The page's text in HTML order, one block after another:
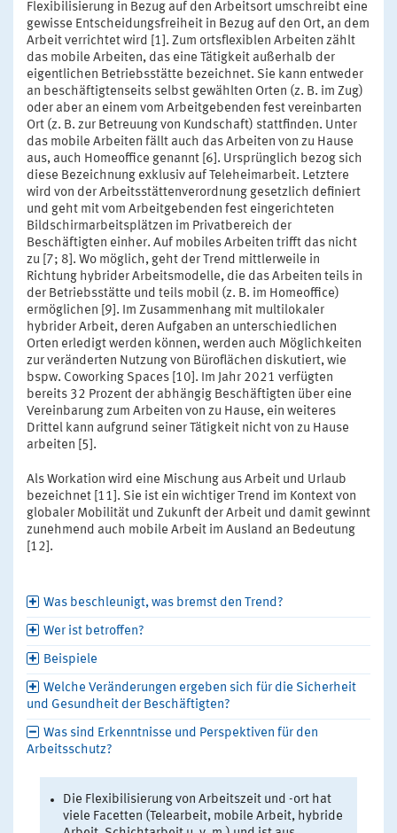
Flexibilisierung in Bezug auf den Arbeitsort umschreibt eine
gewisse Entscheidungsfreiheit in Bezug auf den Ort, an dem
Arbeit verrichtet wird [1]. Zum ortsflexiblen Arbeiten zählt
das mobile Arbeiten, das eine Tätigkeit außerhalb der
eigentlichen Betriebsstätte bezeichnet. Sie kann entweder
an beschäftigtenseits selbst gewählten Orten (z. B. im Zug)
oder aber an einem vom Arbeitgebenden fest vereinbarten
Ort (z. B. zur Betreuung von Kundschaft) stattfinden. Unter
das mobile Arbeiten fällt auch das Arbeiten von zu Hause
aus, auch Homeoffice genannt [6]. Ursprünglich bezog sich
diese Bezeichnung exklusiv auf Teleheimarbeit. Letztere
wird von der Arbeitsstättenverordnung gesetzlich definiert
und geht mit vom Arbeitgebenden fest eingerichteten
Bildschirmarbeitsplätzen im Privatbereich der
Beschäftigten einher. Auf mobiles Arbeiten trifft das nicht
zu [7; 8]. Wo möglich, geht der Trend mittlerweile in
Richtung hybrider Arbeitsmodelle, die das Arbeiten teils in
der Betriebsstätte und teils mobil (z. B. im Homeoffice)
ermöglichen [9]. Im Zusammenhang mit multilokaler
hybrider Arbeit, deren Aufgaben an unterschiedlichen
Orten erledigt werden können, werden auch Möglichkeiten
zur veränderten Nutzung von Büroflächen diskutiert, wie
bspw. Coworking Spaces [10]. Im Jahr 2021 verfügten
bereits 32 Prozent der abhängig Beschäftigten über eine
Vereinbarung zum Arbeiten von zu Hause, ein weiteres
Drittel kann aufgrund seiner Tätigkeit nicht von zu Hause
arbeiten [5].
Als Workation wird eine Mischung aus Arbeit und Urlaub
bezeichnet [11]. Sie ist ein wichtiger Trend im Kontext von
globaler Mobilität und Zukunft der Arbeit und damit gewinnt
zunehmend auch mobile Arbeit im Ausland an Bedeutung
[12].
Was beschleunigt, was bremst den Trend?
Wer ist betroffen?
Beispiele
Welche Veränderungen ergeben sich für die Sicherheit
und Gesundheit der Beschäftigten?
Was sind Erkenntnisse und Perspektiven für den
Arbeitsschutz?
Die Flexibilisierung von Arbeitszeit und -ort hat
viele Facetten (Telearbeit, mobile Arbeit, hybride